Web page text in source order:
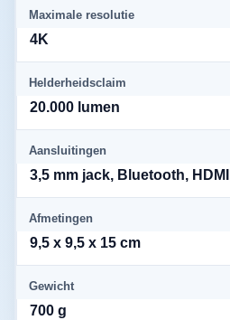
Maximale resolutie
4K
Helderheidsclaim
20.000 lumen
Aansluitingen
3,5 mm jack, Bluetooth,
Afmetingen
9,5 x 9,5 x 15 cm
Gewicht
700 g